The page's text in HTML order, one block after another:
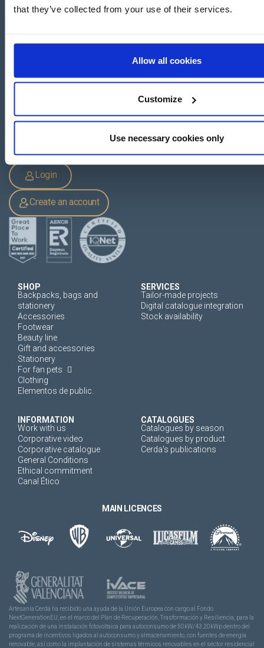
that they’ve collected from your use of their services.
Allow all cookies
Customize
Use necessary cookies only
+34 962 200 502
Login
Create an account
SHOP
Backpacks, bags and
stationery
Accessories
Footwear
Beauty line
Gift and accessories
Stationery
For fan pets
Clothing
Elementos de public.
SERVICES
Tailor-made projects
Digital catalogue integration
Stock availability
INFORMATION
Work with us
Corporative video
Corporative catalogue
General Conditions
Ethical commitment
Canal Ético
CATALOGUES
Catalogues by season
Catalogues by product
Cerda's publications
MAIN LICENCES
Artesanía Cerdá ha recibido una ayuda de la Unión Europea con cargo al Fondo
NextGenerationEU, en el marco del Plan de Recuperación, Trasformación y Resiliencia, para la
realización de una instalación fotovoltaica para autoconsumo de 50kW/43,20kWp dentro del
programa de incentivos ligados al autoconsumo y almacenamiento, con fuentes de energía
renovable, así como la implantación de sistemas térmicos renovables en el sector residencial